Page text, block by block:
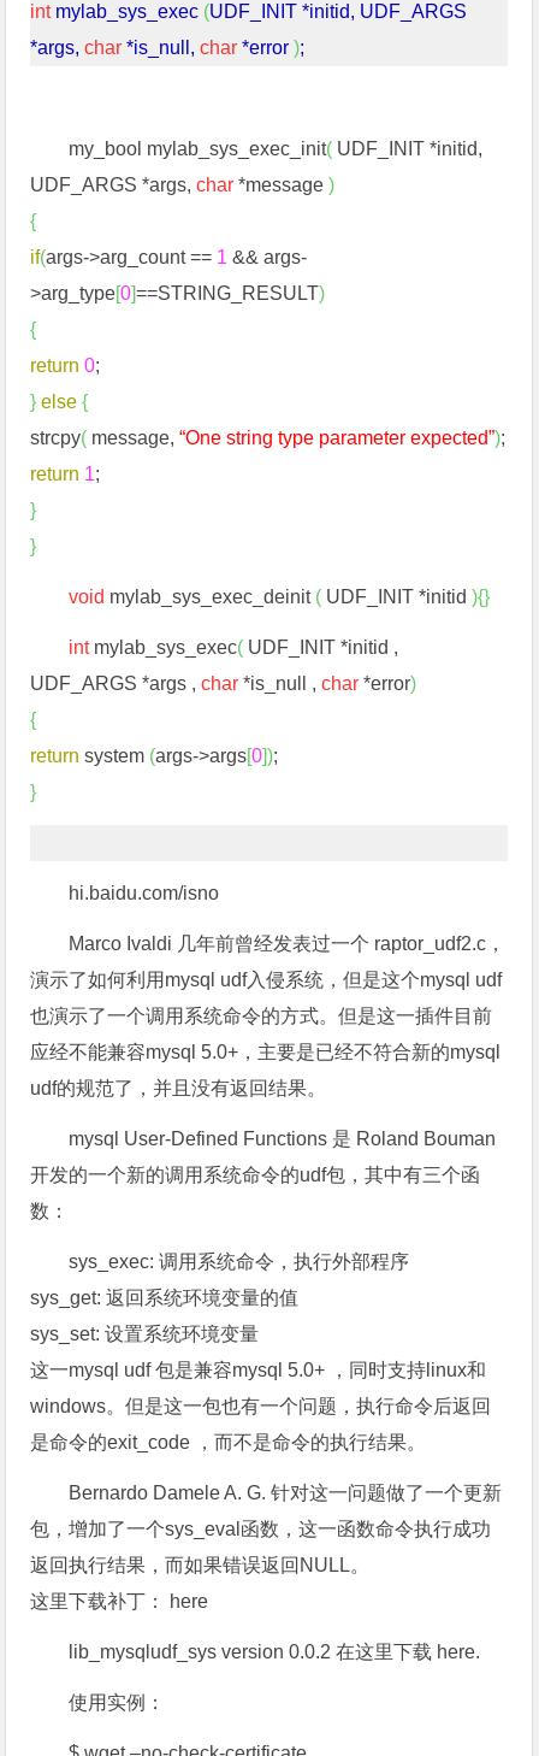
int mylab_sys_exec (UDF_INIT *initid, UDF_ARGS
*args, char *is_null, char *error );
my_bool mylab_sys_exec_init( UDF_INIT *initid,
UDF_ARGS *args, char *message )
{
if(args->arg_count == 1 && args-
>arg_type[0]==STRING_RESULT)
{
return 0;
} else {
strcpy( message, “One string type parameter expected”);
return 1;
}
}
void mylab_sys_exec_deinit ( UDF_INIT *initid ){}
int mylab_sys_exec( UDF_INIT *initid ,
UDF_ARGS *args , char *is_null , char *error)
{
return system (args->args[0]);
}
hi.baidu.com/isno
Marco Ivaldi 几年前曾经发表过一个 raptor_udf2.c，
演示了如何利用mysql udf入侵系统，但是这个mysql udf
也演示了一个调用系统命令的方式。但是这一插件目前
应经不能兼容mysql 5.0+，主要是已经不符合新的mysql
udf的规范了，并且没有返回结果。
mysql User-Defined Functions 是 Roland Bouman
开发的一个新的调用系统命令的udf包，其中有三个函
数：
sys_exec: 调用系统命令，执行外部程序
sys_get: 返回系统环境变量的值
sys_set: 设置系统环境变量
这一mysql udf 包是兼容mysql 5.0+ ，同时支持linux和
windows。但是这一包也有一个问题，执行命令后返回
是命令的exit_code ，而不是命令的执行结果。
Bernardo Damele A. G. 针对这一问题做了一个更新
包，增加了一个sys_eval函数，这一函数命令执行成功
返回执行结果，而如果错误返回NULL。
这里下载补丁： here
lib_mysqludf_sys version 0.0.2 在这里下载 here.
使用实例：